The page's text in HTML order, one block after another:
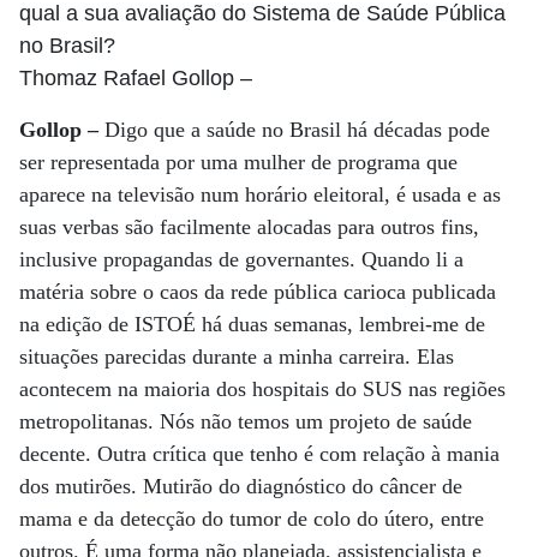
qual a sua avaliação do Sistema de Saúde Pública
no Brasil?
Thomaz Rafael Gollop –
Gollop –Digo que a saúde no Brasil há décadas pode
ser representada por uma mulher de programa que
aparece na televisão num horário eleitoral, é usada e as
suas verbas são facilmente alocadas para outros fins,
inclusive propagandas de governantes. Quando li a
matéria sobre o caos da rede pública carioca publicada
na edição de ISTOÉ há duas semanas, lembrei-me de
situações parecidas durante a minha carreira. Elas
acontecem na maioria dos hospitais do SUS nas regiões
metropolitanas. Nós não temos um projeto de saúde
decente. Outra crítica que tenho é com relação à mania
dos mutirões. Mutirão do diagnóstico do câncer de
mama e da detecção do tumor de colo do útero, entre
outros. É uma forma não planejada, assistencialista e